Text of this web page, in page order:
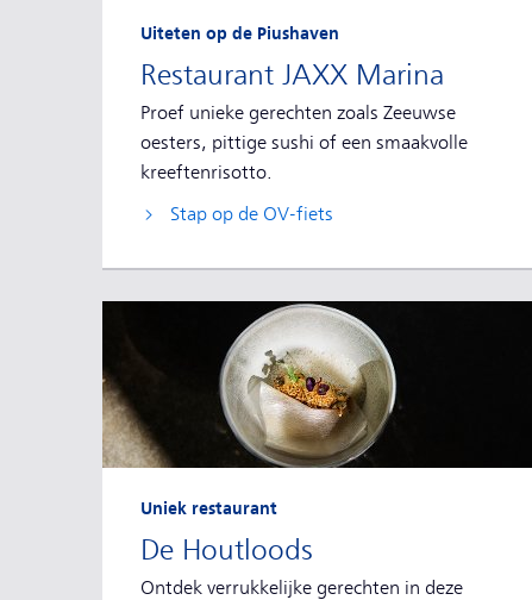
Restaurant JAXX Marina
Uiteten op de Piushaven
Proef unieke gerechten zoals Zeeuwse
oesters, pittige sushi of een smaakvolle
kreeftenrisotto.
Stap op de OV-fiets
De Houtloods
Uniek restaurant
Ontdek verrukkelijke gerechten in deze